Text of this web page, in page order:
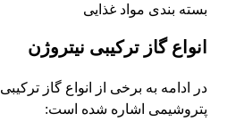
بسته بندی مواد غذایی
انواع گاز ترکیبی نیتروژن
در ادامه به برخی از انواع گاز
پتروشیمی اشاره شده است: